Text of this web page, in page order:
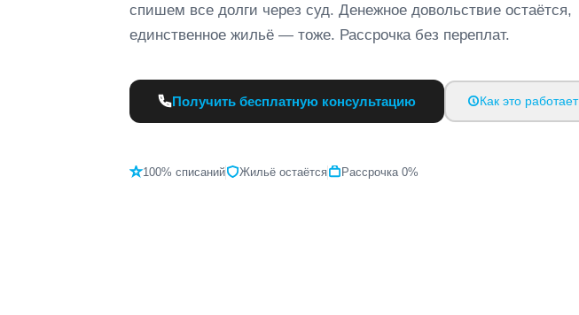
спишем все долги через суд. Денежное довольствие остаётся,
единственное жильё — тоже. Рассрочка без переплат.
Получить бесплатную консультацию Как это работает
100% списаний Жильё остаётся Рассрочка 0%